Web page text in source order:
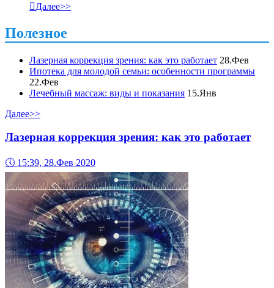
Далее>>
Полезное
Лазерная коррекция зрения: как это работает 28.Фев
Ипотека для молодой семьи: особенности программы
22.Фев
Лечебный массаж: виды и показания 15.Янв
Далее>>
Лазерная коррекция зрения: как это работает
🕔 15:39, 28.Фев 2020